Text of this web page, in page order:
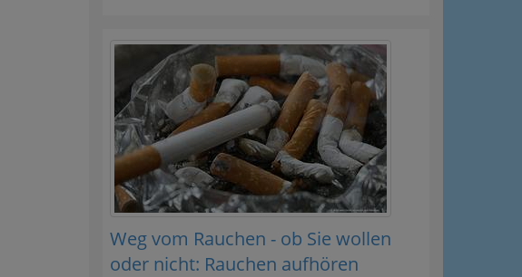
Weg vom Rauchen - ob Sie wollen
oder nicht: Rauchen aufhören